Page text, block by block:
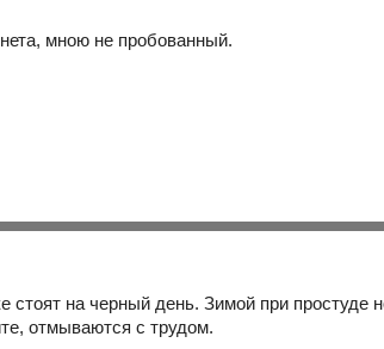
мною не пробованный.
стоят на черный день. Зимой при простуде
отмываются с трудом.